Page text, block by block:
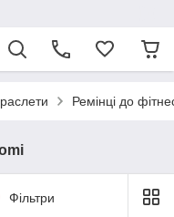
Ремінці до
Фільтри